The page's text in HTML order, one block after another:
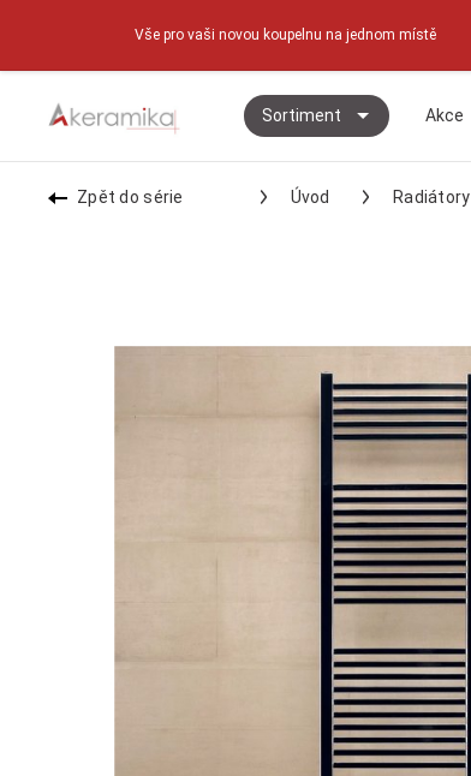
Vše pro vaši novou koupelnu na jednom místě
Sortiment Akce
Zpět do série Úvod Radiátory